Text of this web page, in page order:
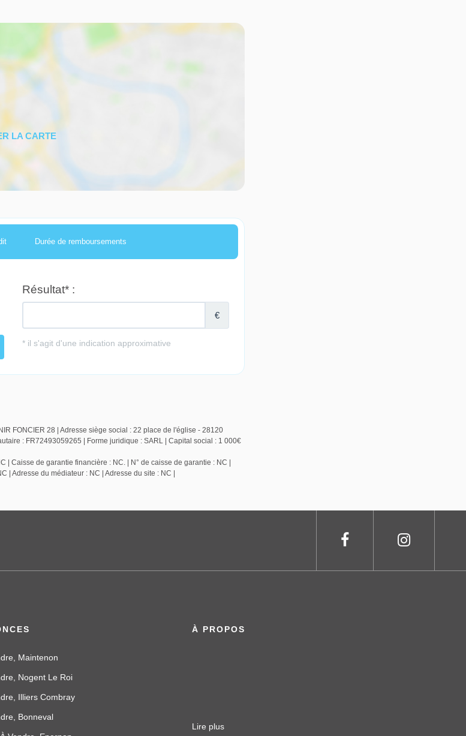
Durée de remboursements
FONCIER 28 | Adresse siège social : 22 place de l'église - 28120
: FR72493059265 | Forme juridique : SARL | Capital social : 1 000€
Caisse de garantie financière : NC. | N° de caisse de garantie : NC |
| Adresse du médiateur : NC | Adresse du site : NC |
Maintenon
Nogent Le Roi
Illiers Combray
Bonneval
À PROPOS
Lire plus